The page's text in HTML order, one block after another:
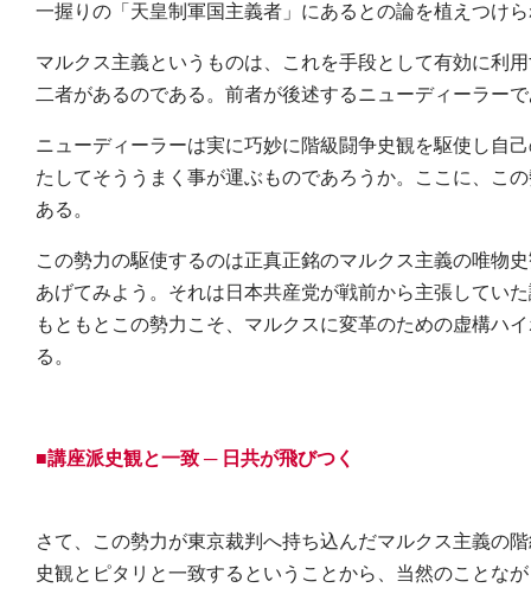
一握りの「天皇制軍国主義者」にあるとの論を植えつけ
マルクス主義というものは、これを手段として有効に利
二者があるのである。前者が後述するニューディーラー
ニューディーラーは実に巧妙に階級闘争史観を駆使し自
たしてそううまく事が運ぶものであろうか。ここに、こ
ある。
この勢力の駆使するのは正真正銘のマルクス主義の唯物
あげてみよう。それは日本共産党が戦前から主張してい
もともとこの勢力こそ、マルクスに変革のための虚構ハ
る。
■講座派史観と一致 ─ 日共が飛びつく
さて、この勢力が東京裁判へ持ち込んだマルクス主義の
史観とピタリと一致するということから、当然のことな